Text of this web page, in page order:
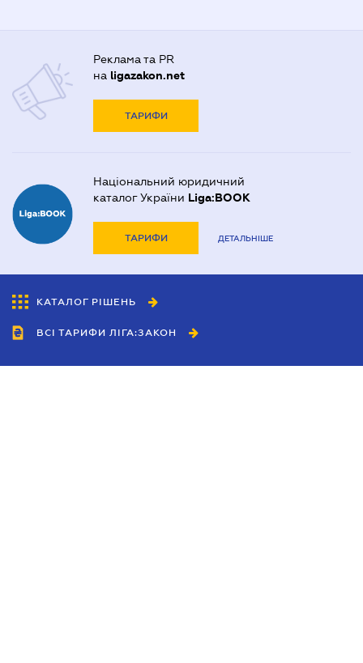
Реклама та PR
на ligazakon.net
ТАРИФИ
Національний юридичний
каталог України Liga:BOOK
ТАРИФИ ДЕТАЛЬНІШЕ
КАТАЛОГ РІШЕНЬ
ВСІ ТАРИФИ ЛІГА:ЗАКОН